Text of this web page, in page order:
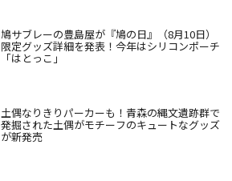
鳩サブレーの豊島屋が『鳩の日』（8月10日）
限定グッズ詳細を発表！今年はシリコンポーチ
「はとっこ」
土偶なりきりパーカーも！青森の縄文遺跡群で
発掘された土偶がモチーフのキュートなグッズ
が新発売